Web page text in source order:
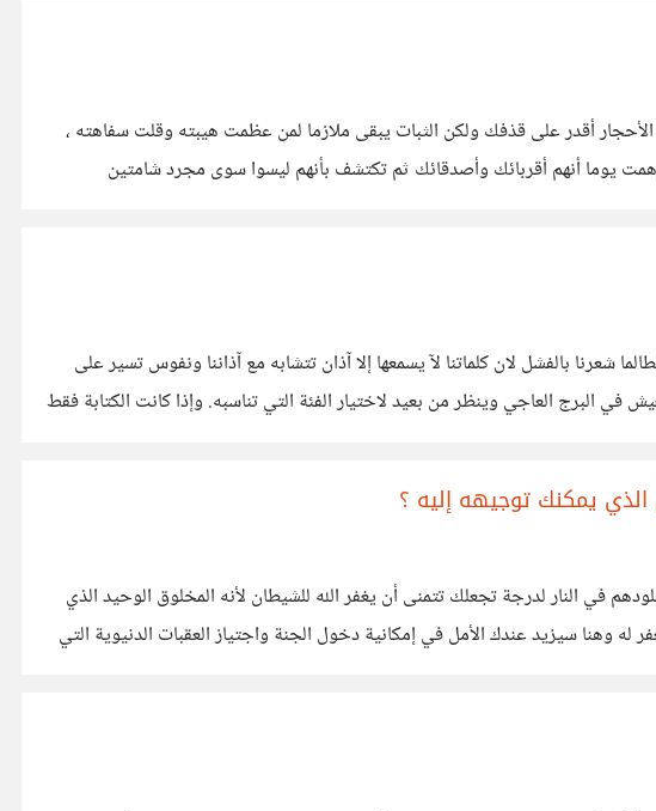
أقدر على قذفك ولكن الثبات يبقى ملازما لمن عظمت هيبته وقلت سفاهته ،
يوما أنهم أقربائك وأصدقائك ثم تكتشف بأنهم ليسوا سوى مجرد شامتين
شعرنا بالفشل لان كلماتنا لآ يسمعها إلا آذان تتشابه مع آذاننا ونفوس تسير على
في البرج العاجي وينظر من بعيد لاختيار الفئة التي تناسبه. وإذا كانت الكتابة فقط
يمكنك توجيهه إليه ؟
في النار لدرجة تجعلك تتمنى أن يغفر الله للشيطان لأنه المخلوق الوحيد الذي
وهنا سيزيد عندك الأمل في إمكانية دخول الجنة واجتياز العقبات الدنيوية التي